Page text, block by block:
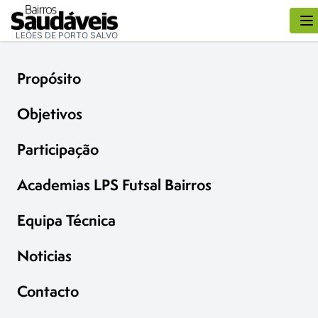
LEÕES DE PORTO SALVO
Propósito
Objetivos
Participação
Academias LPS Futsal Bairros
Equipa Técnica
Noticias
Contacto